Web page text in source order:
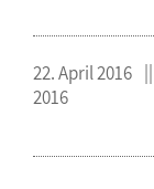
22. April 2016
2016